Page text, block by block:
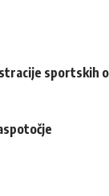
sportskih